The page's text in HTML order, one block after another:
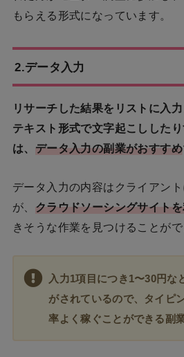
もらえる形式になっています。
2.データ入力
リサーチした結果をリストに入
テキスト形式で文字起こしした
は、 データ入力の副業がおすすめ
データ入力の内容はクライアン
が、 クラウドソーシングサイトを
きそうな作業を見つけることがで
入力1項目につき1〜30円な
がされているので、タイピ
率よく稼ぐことができる副業